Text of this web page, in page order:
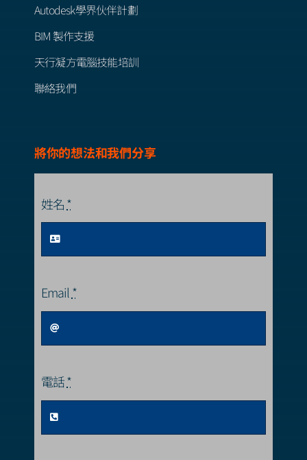
Autodesk學界伙伴計劃
BIM 製作支援
天行凝方電腦技能培訓
聯絡我們
將你的想法和我們分享
姓名*
Email*
電話*